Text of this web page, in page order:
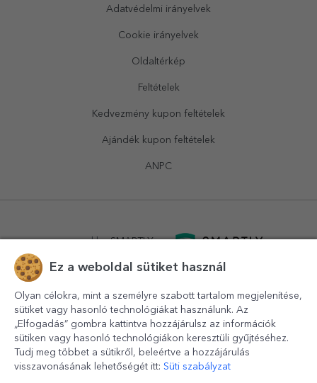
Adatvédelmi irányelvek
Cookie irányelvek
Oldaltérkép
Feltételek
Kedvezmény kupon feltételek
Ajándék kupon feltételek
ANPC
powered bySMARTLY.ro
Ez a weboldal sütiket használ
Olyan célokra, mint a személyre szabott tartalom megjelenítése,
sütiket vagy hasonló technológiákat használunk. Az
„Elfogadás” gombra kattintva hozzájárulsz az információk
sütiken vagy hasonló technológiákon keresztüli gyűjtéséhez.
Tudj meg többet a sütikről, beleértve a hozzájárulás
visszavonásának lehetőségét itt: Süti szabályzat